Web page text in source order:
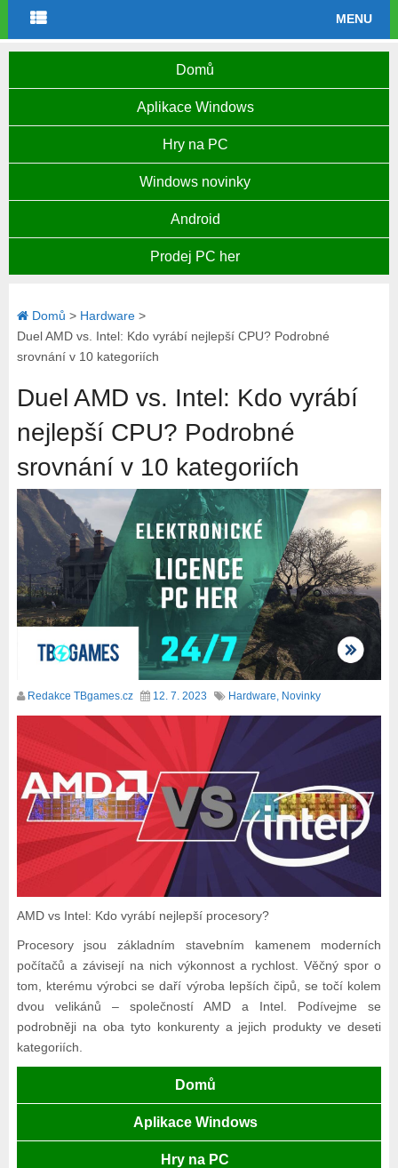
MENU
Domů
Aplikace Windows
Hry na PC
Windows novinky
Android
Prodej PC her
Domů > Hardware>
Duel AMD vs. Intel: Kdo vyrábí nejlepší CPU? Podrobné
srovnání v 10 kategoriích
Duel AMD vs. Intel: Kdo vyrábí
nejlepší CPU? Podrobné
srovnání v 10 kategoriích
Redakce TBgames.cz 12. 7. 2023 Hardware, Novinky
AMD vs Intel: Kdo vyrábí nejlepší procesory?
Procesory jsou základním stavebním kamenem moderních
počítačů a závisejí na nich výkonnost a rychlost. Věčný spor o
tom, kterému výrobci se daří výroba lepších čipů, se točí kolem
dvou velikánů – společností AMD a Intel. Podívejme se
podrobněji na oba tyto konkurenty a jejich produkty ve deseti
kategoriích.
Domů
Aplikace Windows
Hry na PC